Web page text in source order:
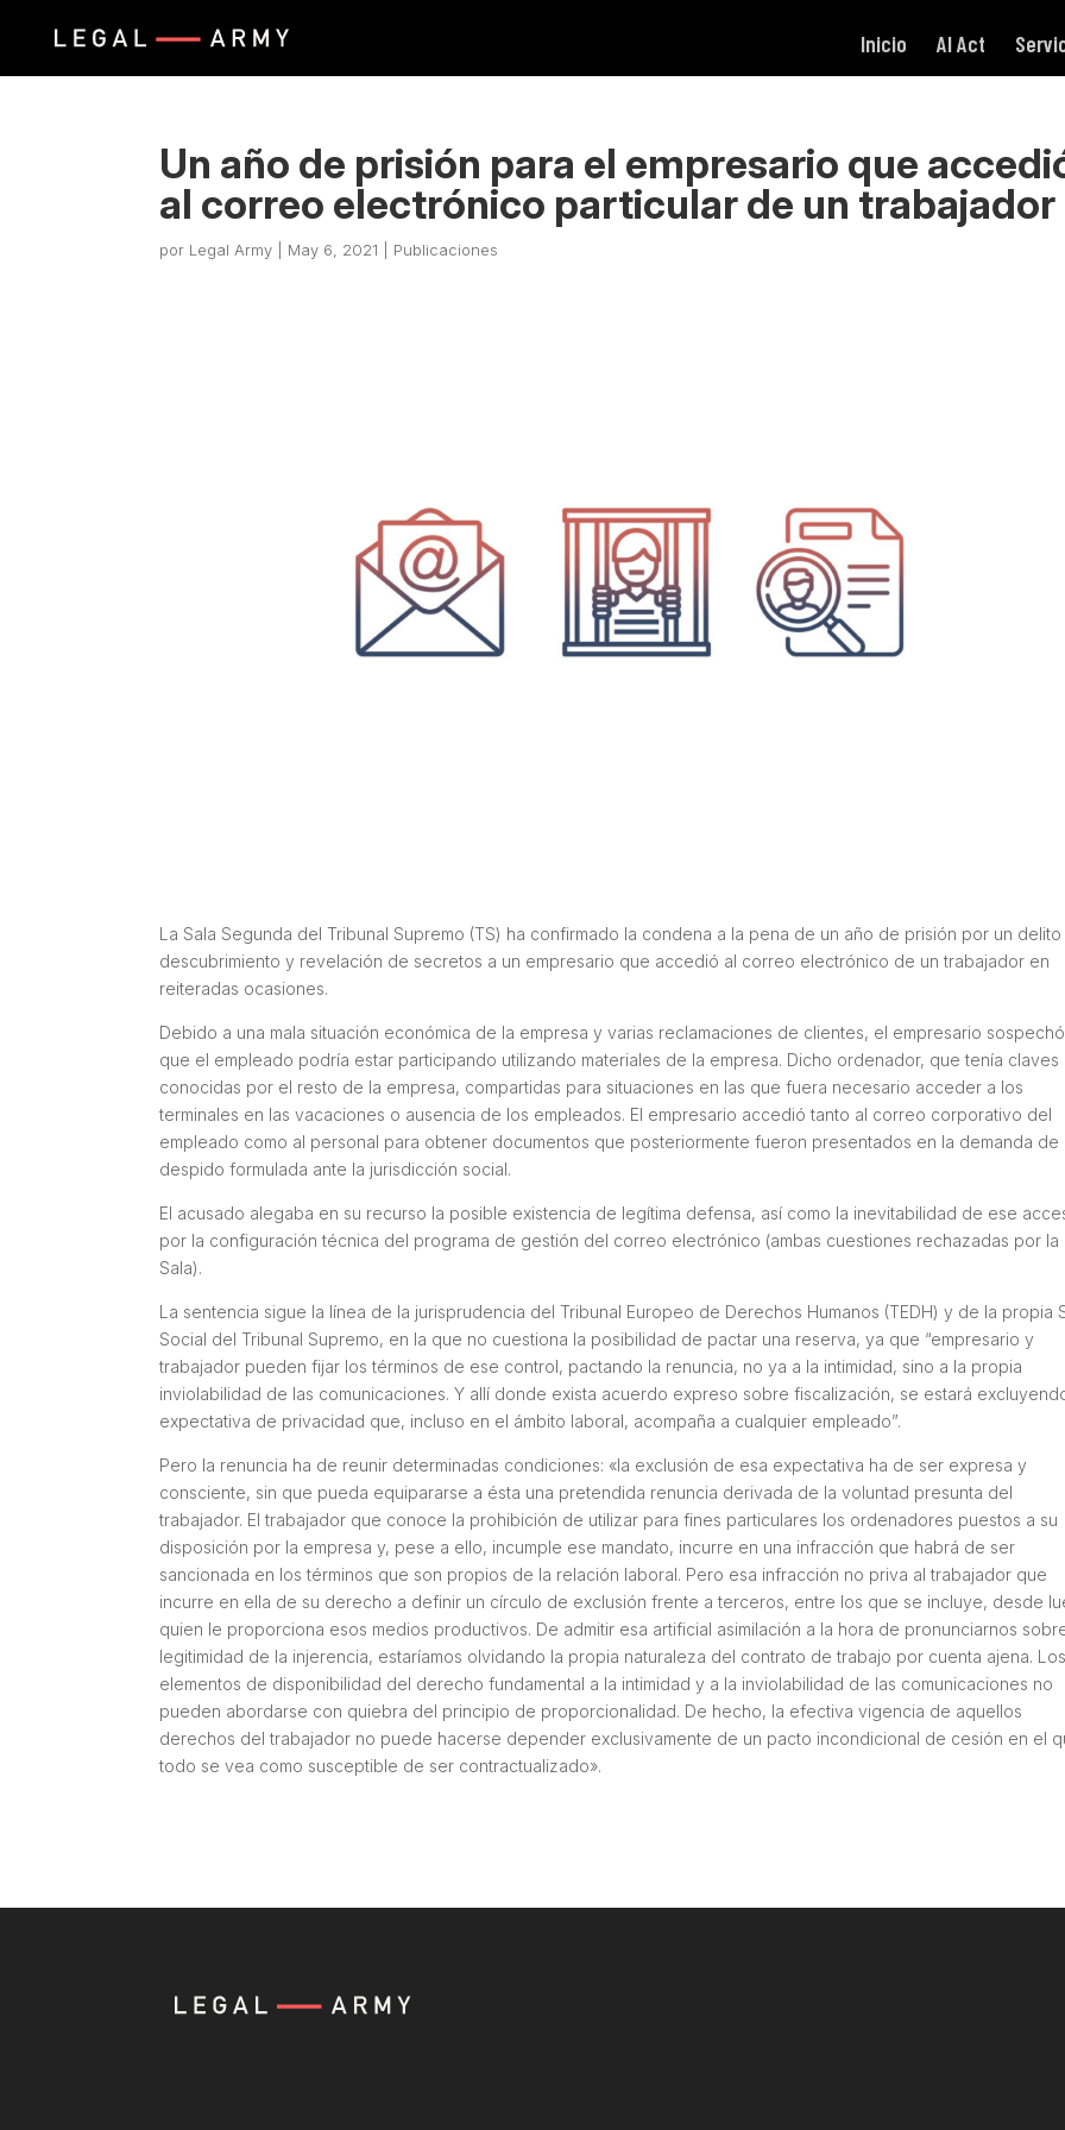
Inicio AI Act
Un año de prisión para el empresario que
al correo electrónico particular de un trabajador
por Legal Army May 6, 2021 Publicaciones
La Sala Segunda del Tribunal Supremo (TS) ha confirmado la condena a la pena de un año de prisión por un
descubrimiento y revelación de secretos a un empresario que accedió al correo electrónico de un trabajador en
reiteradas ocasiones.
Debido a una mala situación económica de la empresa y varias reclamaciones de clientes, el empresario sospechó
que el empleado podría estar participando utilizando materiales de la empresa. Dicho ordenador, que tenía claves
conocidas por el resto de la empresa, compartidas para situaciones en las que fuera necesario acceder a los
terminales en las vacaciones o ausencia de los empleados. El empresario accedió tanto al correo corporativo del
empleado como al personal para obtener documentos que posteriormente fueron presentados en la demanda de
despido formulada ante la jurisdicción social.
El acusado alegaba en su recurso la posible existencia de legítima defensa, así como la inevitabilidad de ese
por la configuración técnica del programa de gestión del correo electrónico (ambas cuestiones rechazadas por la
Sala).
La sentencia sigue la línea de la jurisprudencia del Tribunal Europeo de Derechos Humanos (TEDH) y de la propia
Social del Tribunal Supremo, en la que no cuestiona la posibilidad de pactar una reserva, ya que “empresario y
trabajador pueden fijar los términos de ese control, pactando la renuncia, no ya a la intimidad, sino a la propia
inviolabilidad de las comunicaciones. Y allí donde exista acuerdo expreso sobre fiscalización, se estará
expectativa de privacidad que, incluso en el ámbito laboral, acompaña a cualquier empleado”.
Pero la renuncia ha de reunir determinadas condiciones: «la exclusión de esa expectativa ha de ser expresa y
consciente, sin que pueda equipararse a ésta una pretendida renuncia derivada de la voluntad presunta del
trabajador. El trabajador que conoce la prohibición de utilizar para fines particulares los ordenadores puestos a su
disposición por la empresa y, pese a ello, incumple ese mandato, incurre en una infracción que habrá de ser
sancionada en los términos que son propios de la relación laboral. Pero esa infracción no priva al trabajador que
incurre en ella de su derecho a definir un círculo de exclusión frente a terceros, entre los que se incluye, desde
quien le proporciona esos medios productivos. De admitir esa artificial asimilación a la hora de pronunciarnos
legitimidad de la injerencia, estaríamos olvidando la propia naturaleza del contrato de trabajo por cuenta ajena.
elementos de disponibilidad del derecho fundamental a la intimidad y a la inviolabilidad de las comunicaciones no
pueden abordarse con quiebra del principio de proporcionalidad. De hecho, la efectiva vigencia de aquellos
derechos del trabajador no puede hacerse depender exclusivamente de un pacto incondicional de cesión en el
todo se vea como susceptible de ser contractualizado».